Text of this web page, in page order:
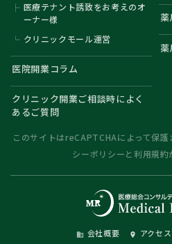
医療テナント誘致をお考えのオ
ーナー様
クリニックモール運営
医院開業コラム
クリニック開業ご相談時によく
あるご質問
このサイトはreCAPTCHAによって保
シーポリシーと利用規約
domain 会社概要 place アクセ